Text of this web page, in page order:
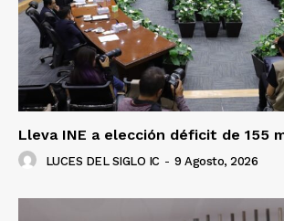
Empresa
Nosotros
Contacto
Política de privacidad
Lleva INE a elección déficit de 155
LUCES DEL SIGLO IC - 9 Agosto, 2026